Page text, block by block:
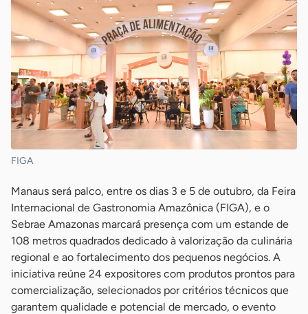
FIGA
Manaus será palco, entre os dias 3 e 5 de outubro, da Feira
Internacional de Gastronomia Amazônica (FIGA), e o
Sebrae Amazonas marcará presença com um estande de
108 metros quadrados dedicado à valorização da culinária
regional e ao fortalecimento dos pequenos negócios. A
iniciativa reúne 24 expositores com produtos prontos para
comercialização, selecionados por critérios técnicos que
garantem qualidade e potencial de mercado, o evento